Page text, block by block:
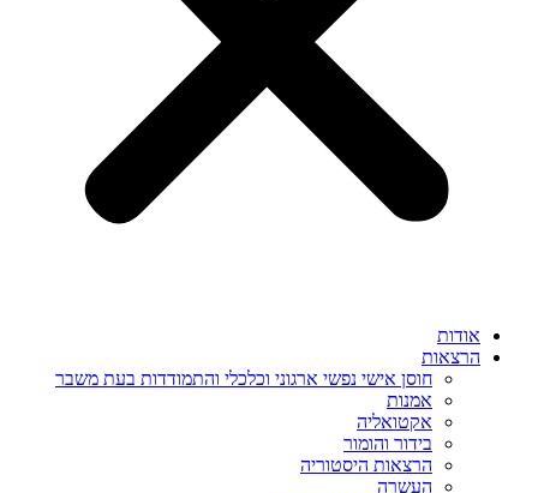
אודות
הרצאות
חוסן אישי נפשי ארגוני וכלכלי והתמודדות בעת משבר
אמנות
אקטואליה
בידור והומור
הרצאות היסטוריה
העשרה